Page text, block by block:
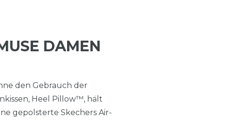
DAMEN
den Gebrauch der
Heel Pillow™, hält
gepolsterte Skechers Air-